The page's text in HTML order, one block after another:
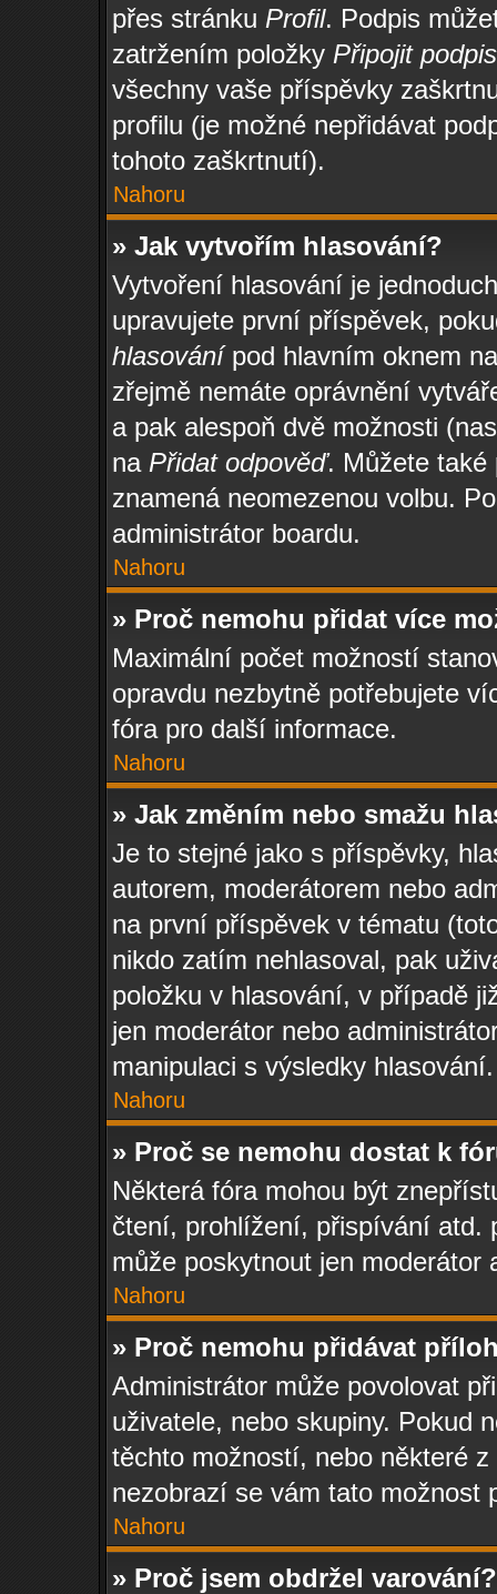
přes stránku Profil. Podpis
zatržením položky Připojit podpis
všechny vaše příspěvky
profilu (je možné nepřidávat
tohoto zaškrtnutí).
Nahoru
» Jak vytvořím hlasování?
Vytvoření hlasování je
upravujete první příspěvek,
hlasovánípod hlavním oknem
zřejmě nemáte oprávnění
a pak alespoň dvě možnosti
na Přidat odpověď. Můžete také
znamená neomezenou volbu.
administrátor boardu.
Nahoru
» Proč nemohu přidat více
Maximální počet možností
opravdu nezbytně potřebujete
fóra pro další informace.
Nahoru
» Jak změním nebo smažu
Je to stejné jako s příspěvky,
autorem, moderátorem nebo
na první příspěvek v tématu
nikdo zatím nehlasoval, pak
položku v hlasování, v případě
jen moderátor nebo
manipulaci s výsledky hlasování.
Nahoru
» Proč se nemohu dostat k
Některá fóra mohou být
čtení, prohlížení, přispívání atd.
může poskytnout jen moderátor
Nahoru
» Proč nemohu přidávat
Administrátor může povolovat
uživatele, nebo skupiny. Pokud
těchto možností, nebo některé
nezobrazí se vám tato možnost
Nahoru
» Proč jsem obdržel varování?